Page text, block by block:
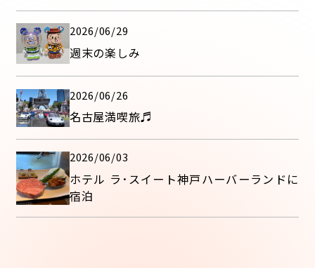
2026/06/29
週末の楽しみ
2026/06/26
名古屋満喫旅♬
2026/06/03
ホテル ラ･スイート神戸ハーバーランドに
宿泊